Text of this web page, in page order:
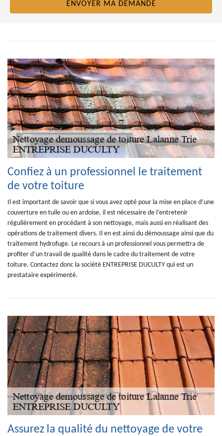
Confiez à un professionnel le traitement
de votre toiture
Il est important de savoir que si vous avez opté pour la mise en place d’une
couverture en tuile ou en ardoise, il est nécessaire de l’entretenir
régulièrement en procédant à son nettoyage, mais aussi en réalisant des
opérations de traitement divers. Il en est ainsi du démoussage ainsi que du
traitement hydrofuge. Le recours à un professionnel vous permettra de
profiter d’un travail de qualité dans le cadre du traitement de votre
toiture. Contactez donc la société ENTREPRISE DUCULTY qui est un
prestataire expérimenté.
Assurez la qualité du nettoyage de votre